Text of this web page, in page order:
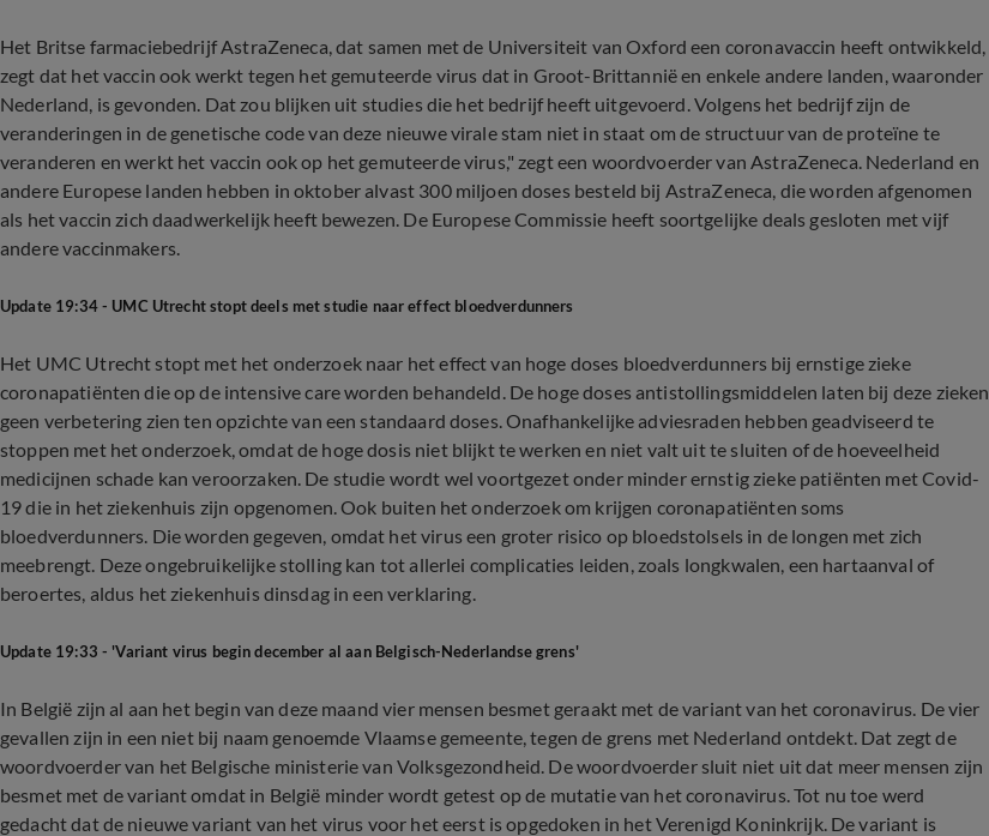
Het Britse farmaciebedrijf AstraZeneca, dat samen met de Universiteit van Oxford een coronavaccin heeft ontwikkeld,
zegt dat het vaccin ook werkt tegen het gemuteerde virus dat in Groot-Brittannië en enkele andere landen, waaronder
Nederland, is gevonden. Dat zou blijken uit studies die het bedrijf heeft uitgevoerd. Volgens het bedrijf zijn de
veranderingen in de genetische code van deze nieuwe virale stam niet in staat om de structuur van de proteïne te
veranderen en werkt het vaccin ook op het gemuteerde virus," zegt een woordvoerder van AstraZeneca. Nederland en
andere Europese landen hebben in oktober alvast 300 miljoen doses besteld bij AstraZeneca, die worden afgenomen
als het vaccin zich daadwerkelijk heeft bewezen. De Europese Commissie heeft soortgelijke deals gesloten met vijf
andere vaccinmakers.
Update 19:34 - UMC Utrecht stopt deels met studie naar effect bloedverdunners
Het UMC Utrecht stopt met het onderzoek naar het effect van hoge doses bloedverdunners bij ernstige zieke
coronapatiënten die op de intensive care worden behandeld. De hoge doses antistollingsmiddelen laten bij deze zieken
geen verbetering zien ten opzichte van een standaard doses. Onafhankelijke adviesraden hebben geadviseerd te
stoppen met het onderzoek, omdat de hoge dosis niet blijkt te werken en niet valt uit te sluiten of de hoeveelheid
medicijnen schade kan veroorzaken. De studie wordt wel voortgezet onder minder ernstig zieke patiënten met Covid-
19 die in het ziekenhuis zijn opgenomen. Ook buiten het onderzoek om krijgen coronapatiënten soms
bloedverdunners. Die worden gegeven, omdat het virus een groter risico op bloedstolsels in de longen met zich
meebrengt. Deze ongebruikelijke stolling kan tot allerlei complicaties leiden, zoals longkwalen, een hartaanval of
beroertes, aldus het ziekenhuis dinsdag in een verklaring.
Update 19:33 - 'Variant virus begin december al aan Belgisch-Nederlandse grens'
In België zijn al aan het begin van deze maand vier mensen besmet geraakt met de variant van het coronavirus. De vier
gevallen zijn in een niet bij naam genoemde Vlaamse gemeente, tegen de grens met Nederland ontdekt. Dat zegt de
woordvoerder van het Belgische ministerie van Volksgezondheid. De woordvoerder sluit niet uit dat meer mensen zijn
besmet met de variant omdat in België minder wordt getest op de mutatie van het coronavirus. Tot nu toe werd
gedacht dat de nieuwe variant van het virus voor het eerst is opgedoken in het Verenigd Koninkrijk. De variant is